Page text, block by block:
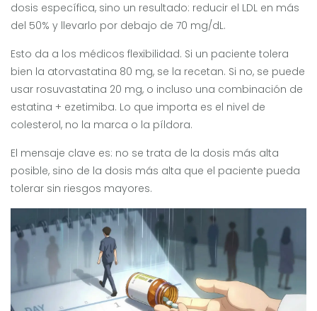
dosis específica, sino un resultado: reducir el LDL en más
del 50% y llevarlo por debajo de 70 mg/dL.
Esto da a los médicos flexibilidad. Si un paciente tolera
bien la atorvastatina 80 mg, se la recetan. Si no, se puede
usar rosuvastatina 20 mg, o incluso una combinación de
estatina + ezetimiba. Lo que importa es el nivel de
colesterol, no la marca o la píldora.
El mensaje clave es: no se trata de la dosis más alta
posible, sino de la dosis más alta que el paciente pueda
tolerar sin riesgos mayores.